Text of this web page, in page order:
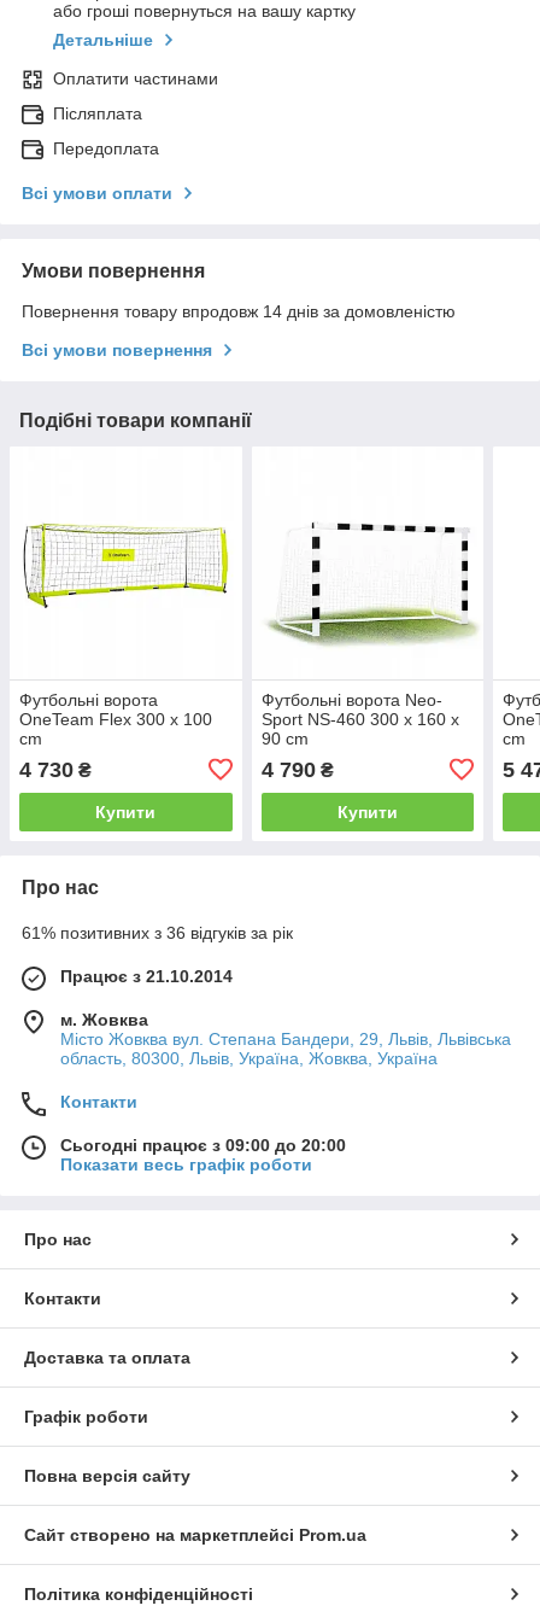
або гроші повернуться на вашу картку
Детальніше
Оплатити частинами
Післяплата
Передоплата
Всі умови оплати
Умови повернення
Повернення товару впродовж 14 днів за домовленістю
Всі умови повернення
Подібні товари компанії
Футбольні ворота
OneTeam Flex 300 x 100
cm
4 730 ₴
Купити
Футбольні ворота Neo-
Sport NS-460 300 x 160 x
90 cm
4 790₴
Купити
cm
5
Про нас
61% позитивних з 36 відгуків за рік
Працює з 21.10.2014
м. Жовква
Місто Жовква вул. Степана Бандери, 29, Львів, Львівська
область, 80300, Львів, Україна, Жовква, Україна
Контакти
Сьогодні працює з 09:00 до 20:00
Показати весь графік роботи
Про нас
Контакти
Доставка та оплата
Графік роботи
Повна версія сайту
Сайт створено на маркетплейсі Prom.ua
Політика конфіденційності